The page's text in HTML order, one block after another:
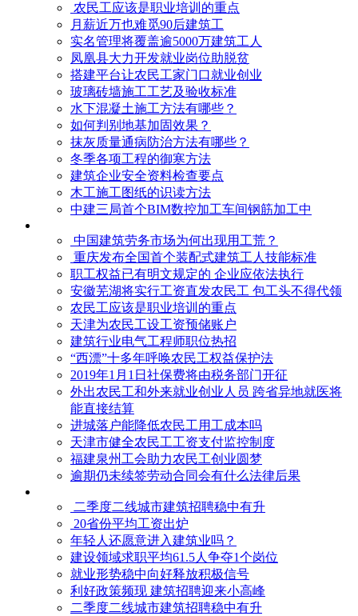
农民工应该是职业培训的重点
月薪近万也难觅90后建筑工
实名管理将覆盖逾5000万建筑工人
凤凰县大力开发就业岗位助脱贫
搭建平台让农民工家门口就业创业
玻璃砖墙施工工艺及验收标准
水下混凝土施工方法有哪些？
如何判别地基加固效果？
抹灰质量通病防治方法有哪些？
冬季各项工程的御寒​方法
建筑企业安全资料检查要点
木工施工图纸的识读方法
中建三局首个BIM数控加工车间钢筋加工中
中国建筑劳务市场为何出现用工荒？
重庆发布全国首个装配式建筑工人技能标准
职工权益已有明文规定的 企业应依法执行
安徽芜湖将实行工资直发农民工 包工头不得代领
农民工应该是职业培训的重点
天津为农民工设工资预储账户
建筑行业电气工程师职位热招
“西漂”十多年呼唤农民工权益保护法
2019年1月1日社保费将由税务部门开征
外出农民工和外来就业创业人员 跨省异地就医将
能直接结算
进城落户能降低农民工用工成本吗
天津市健全农民工工资支付监控制度
福建泉州工会助力农民工创业圆梦
逾期仍未续签劳动合同会有什么法律后果
二季度二线城市建筑招聘稳中有升
20省份平均工资出炉
年轻人还愿意进入建筑业吗？
建设领域求职平均61.5人争夺1个岗位
就业形势稳中向好释放积极信号
利好政策频现 建筑招聘迎来小高峰
二季度二线城市建筑招聘稳中有升